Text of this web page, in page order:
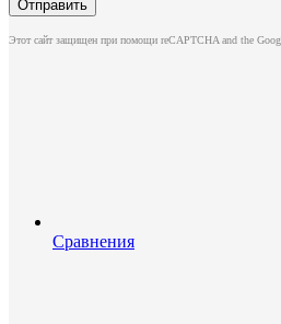
Этот сайт защищен при помощи reCAPTCHA and the
Сравнения